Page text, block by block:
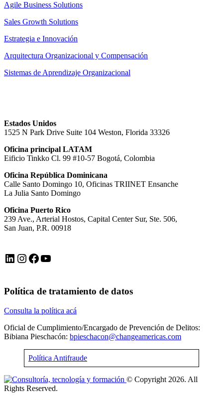
Agile Business Solutions
Sales Growth Solutions
Estrategia e Innovación
Arquitectura Organizacional y Compensación
Sistemas de Aprendizaje Organizacional
Estados Unidos
1525 N Park Drive Suite 104 Weston, Florida 33326
Oficina principal LATAM
Eificio Tinkko Cl. 99 #10-57 Bogotá, Colombia
Oficina República Dominicana
Calle Santo Domingo 10, Oficinas TRIINET Ensanche
La Julia Santo Domingo
Oficina Puerto Rico
239 Ave., Arterial Hostos, Capital Center Sur, Ste. 506,
San Juan, P.R. 00918
LinkedIn Instagram Facebook YouTube
Política de tratamiento de datos
Consulta la política acá
Oficial de Cumplimiento/Encargado de Prevención de Delitos:
Bibiana Pieschacón: bpieschacon@changeamericas.com
Política Antifraude
© Copyright 2026. All
Rights Reserved.